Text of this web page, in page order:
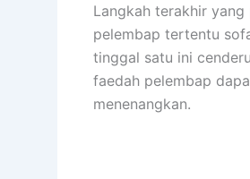
Langkah terakhir
pelembap tertentu
tinggal satu ini
faedah pelembap
menenangkan.